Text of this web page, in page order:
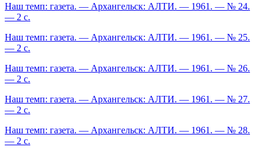
Наш темп: газета. — Архангельск: АЛТИ. — 1961. — № 24.
— 2 с.
Наш темп: газета. — Архангельск: АЛТИ. — 1961. — № 25.
— 2 с.
Наш темп: газета. — Архангельск: АЛТИ. — 1961. — № 26.
— 2 с.
Наш темп: газета. — Архангельск: АЛТИ. — 1961. — № 27.
— 2 с.
Наш темп: газета. — Архангельск: АЛТИ. — 1961. — № 28.
— 2 с.